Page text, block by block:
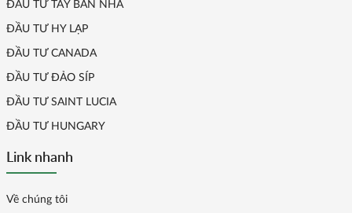
ĐẦU TƯ TÂY BAN NHA
ĐẦU TƯ HY LẠP
ĐẦU TƯ CANADA
ĐẦU TƯ ĐẢO SÍP
ĐẦU TƯ SAINT LUCIA
ĐẦU TƯ HUNGARY
Link nhanh
Về chúng tôi